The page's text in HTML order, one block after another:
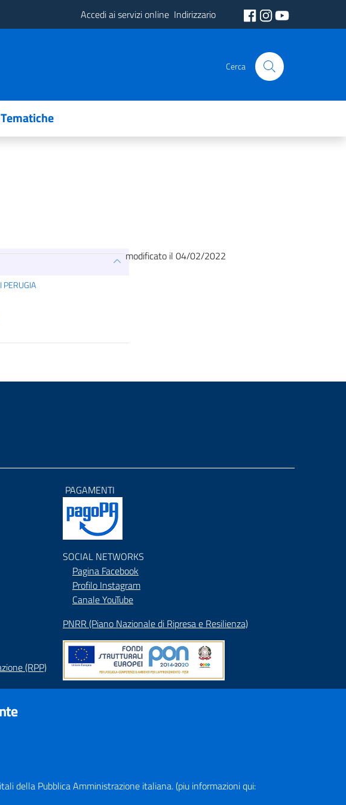
Accedi ai servizi online Indirizzario
Cerca
PERUGIA
modificato il 04/02/2022
(RPP)
aggiornati.
di
PAGAMENTI
SOCIAL NETWORKS
Pagina Facebook
Profilo Instagram
Canale YouTube
PNRR (Piano Nazionale di Ripresa e Resilienza)
della Pubblica Amministrazione italiana. (piu informazioni qui: